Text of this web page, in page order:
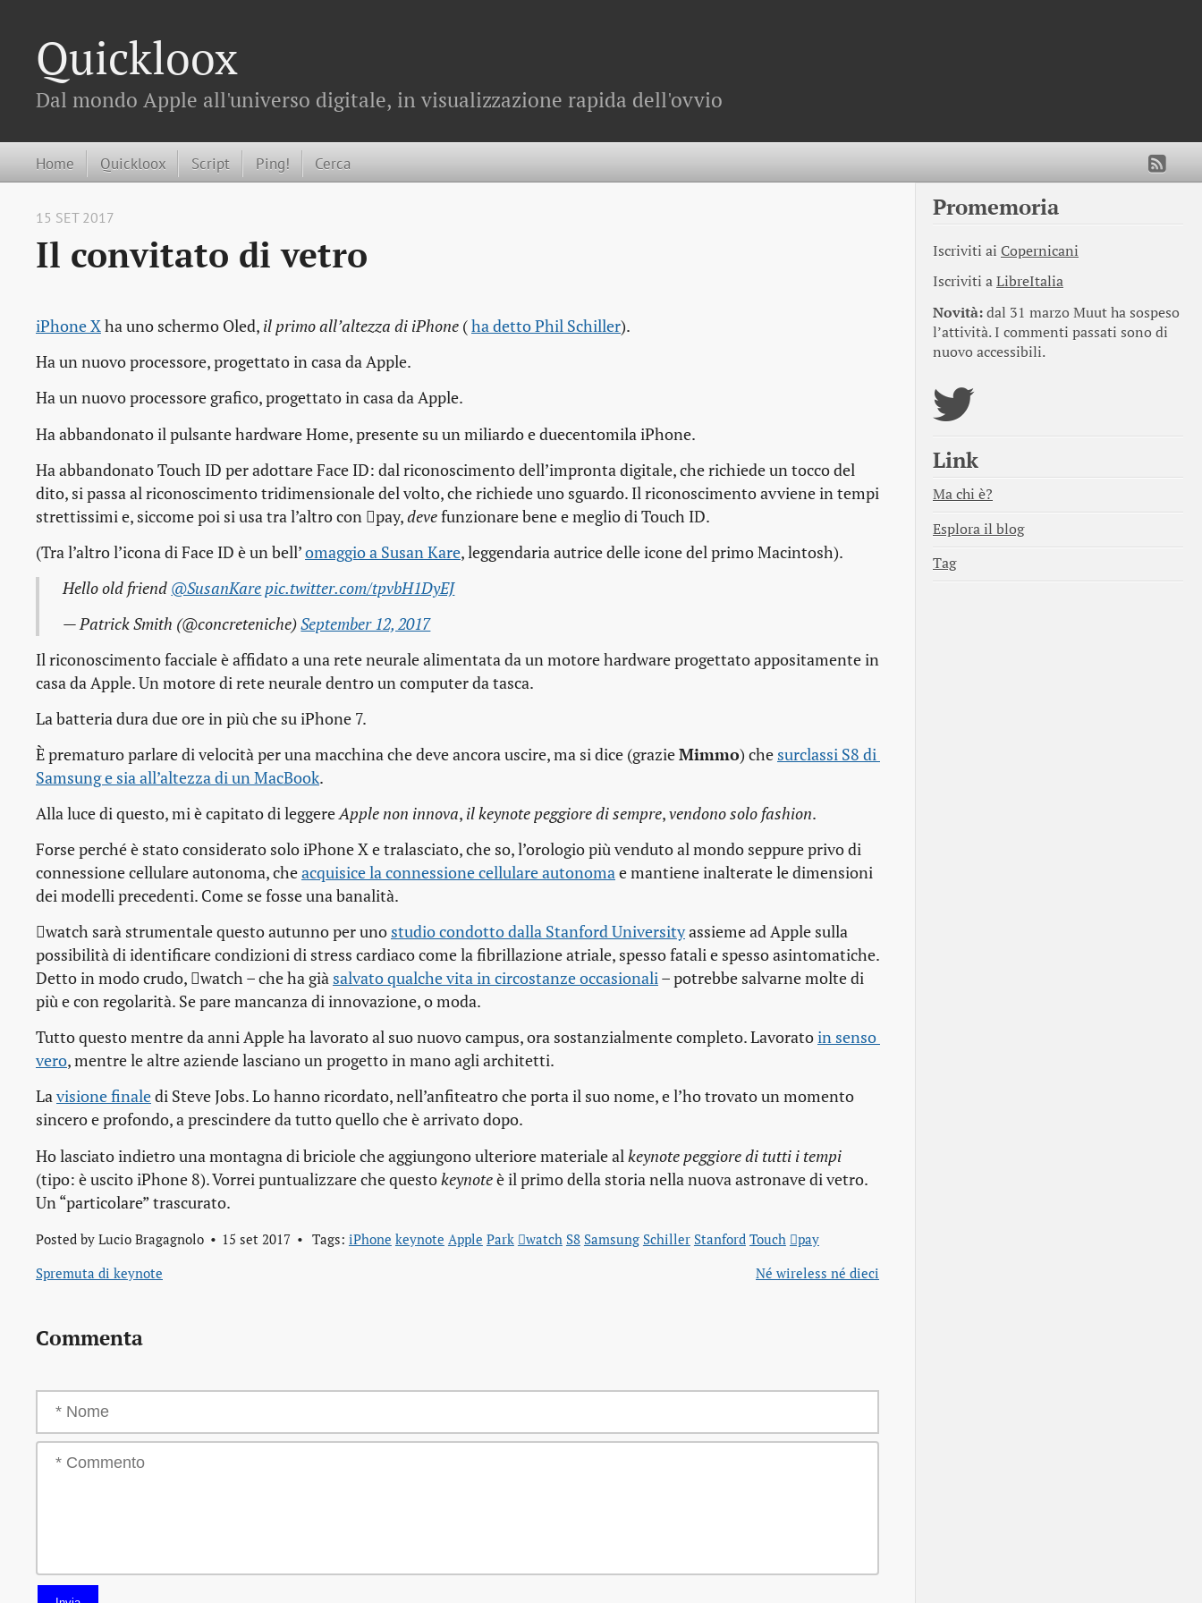
Quickloox
Dal mondo Apple all'universo digitale, in visualizzazione rapida dell'ovvio
Home Quickloox Script Ping! Cerca
15 SET 2017
Il convitato di vetro
iPhone Xha uno schermo Oled, il primo all’altezza di iPhone (ha detto Phil Schiller).
Ha un nuovo processore, progettato in casa da Apple.
Ha un nuovo processore grafico, progettato in casa da Apple.
Ha abbandonato il pulsante hardware Home, presente su un miliardo e duecentomila iPhone.
Ha abbandonato Touch ID per adottare Face ID: dal riconoscimento dell’impronta digitale, che richiede un tocco del
dito, si passa al riconoscimento tridimensionale del volto, che richiede uno sguardo. Il riconoscimento avviene in tempi
strettissimi e, siccome poi si usa tra l’altro con pay,devefunzionare bene e meglio di Touch ID.
(Tra l’altro l’icona di Face ID è un bell’omaggio a Susan Kare, leggendaria autrice delle icone del primo Macintosh).
Hello old friend @SusanKare pic.twitter.com/tpvbH1DyEJ
— Patrick Smith (@concreteniche)September 12, 2017
Il riconoscimento facciale è affidato a una rete neurale alimentata da un motore hardware progettato appositamente in
casa da Apple. Un motore di rete neurale dentro un computer da tasca.
La batteria dura due ore in più che su iPhone 7.
È prematuro parlare di velocità per una macchina che deve ancora uscire, ma si dice (grazieMimmo) che surclassi S8 di
Samsung e sia all’altezza di un MacBook.
Alla luce di questo, mi è capitato di leggereApple non innova, il keynote peggiore di sempre,vendono solo fashion.
Forse perché è stato considerato solo iPhone X e tralasciato, che so, l’orologio più venduto al mondo seppure privo di
connessione cellulare autonoma, cheacquisice la connessione cellulare autonomae mantiene inalterate le dimensioni
dei modelli precedenti. Come se fosse una banalità.
watch sarà strumentale questo autunno per uno studio condotto dalla Stanford Universityassieme ad Apple sulla
possibilità di identificare condizioni di stress cardiaco come la fibrillazione atriale, spesso fatali e spesso asintomatiche.
Detto in modo crudo, watch – che ha già salvato qualche vita in circostanze occasionali– potrebbe salvarne molte di
più e con regolarità. Se pare mancanza di innovazione, o moda.
Tutto questo mentre da anni Apple ha lavorato al suo nuovo campus, ora sostanzialmente completo. Lavoratoin senso
vero, mentre le altre aziende lasciano un progetto in mano agli architetti.
Lavisione finaledi Steve Jobs. Lo hanno ricordato, nell’anfiteatro che porta il suo nome, e l’ho trovato un momento
sincero e profondo, a prescindere da tutto quello che è arrivato dopo.
Ho lasciato indietro una montagna di briciole che aggiungono ulteriore materiale al keynote peggiore di tutti i tempi
(tipo: è uscito iPhone 8). Vorrei puntualizzare che questokeynoteè il primo della storia nella nuova astronave di vetro.
Un “particolare” trascurato.
Posted by Lucio Bragagnolo 15 set 2017 Tags: iPhone keynote Apple Park watch S8 Samsung Schiller Stanford Touch pay
Spremuta di keynote
Né wireless né dieci
Commenta
Promemoria
Iscriviti ai Copernicani
Iscriviti aLibreItalia
Novità:dal 31 marzo Muut ha sospeso
l’attività. I commenti passati sono di
nuovo accessibili.
Link
Ma chi è?
Esplora il blog
Tag